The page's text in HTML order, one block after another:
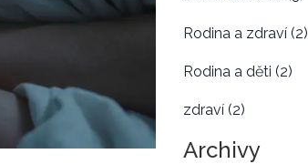
Rodina a zdraví (2)
Rodina a děti (2)
zdraví (2)
Archivy